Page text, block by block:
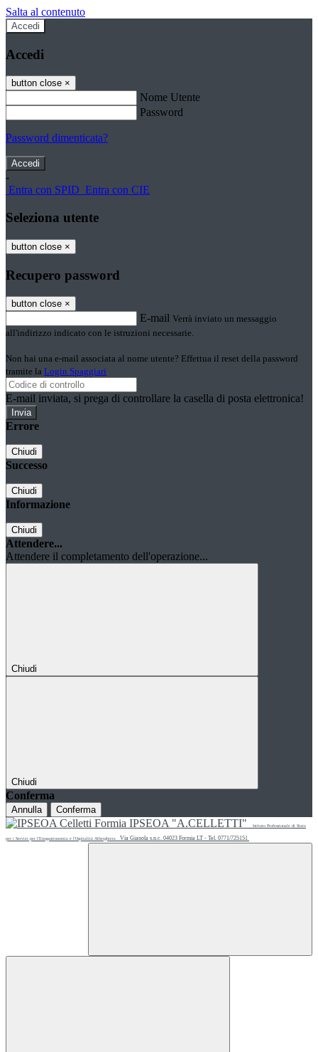
Salta al contenuto
Accedi
Accedi
button close ×
Nome Utente
Password
Password dimenticata?
-
Entra con SPID Entra con CIE
Seleziona utente
button close ×
Recupero password
button close ×
E-mail Verrà inviato un messaggio
all'indirizzo indicato con le istruzioni necessarie.
Non hai una e-mail associata al nome utente? Effettua il reset della password
tramite la Login Spaggiari
E-mail inviata, si prega di controllare la casella di posta elettronica!
Errore
Chiudi
Successo
Chiudi
Informazione
Chiudi
Attendere...
Attendere il completamento dell'operazione...
Chiudi
Chiudi
Conferma
Annulla Conferma
IPSEOA "A.CELLETTI" Istituto Professionale di Stato
per i Servizi per l'Enogastronomia e l'Ospitalità Alberghiera Via Gianola s.n.c. 04023 Formia LT - Tel. 0771/725151